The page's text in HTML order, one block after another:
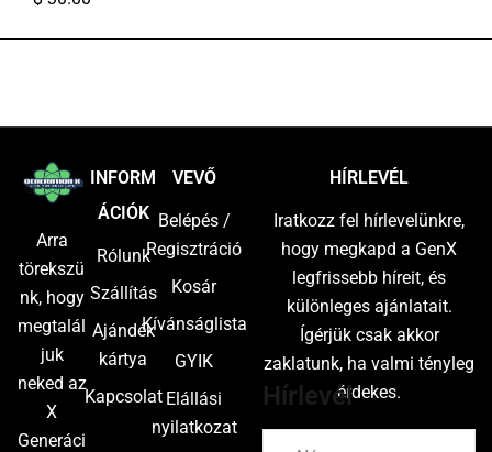
Arra
törekszü
nk, hogy
megtalál
juk
neked az
X
Generáci
INFORM
ÁCIÓK
Rólunk
Szállítás
Ajándék
kártya
Kapcsolat
VEVŐ
Belépés /
Regisztráció
Kosár
Kívánságlista
GYIK
Elállási
nyilatkozat
HÍRLEVÉL
Iratkozz fel hírlevelünkre,
hogy megkapd a GenX
legfrissebb híreit, és
különleges ajánlatait.
Ígérjük csak akkor
zaklatunk, ha valmi tényleg
érdekes.
Hírlevél